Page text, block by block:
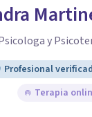
y
Profesional
Terapia